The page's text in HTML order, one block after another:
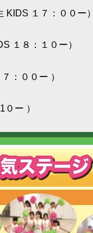
１７：００ー）
１８：１０ー）
００ー ）
ー ）